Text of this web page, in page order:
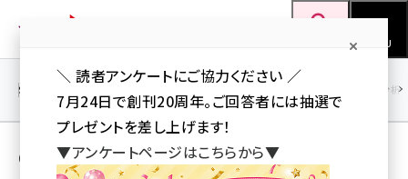
ン
MENU
SEO アクセス解析／データ分析
Google広告 とは 意味/解説/説明 （グーグル
＼ 読者アンケートにご協力ください ／
7月24日で創刊20周年。ご回答者には抽選で
プレゼントを差し上げます！
▼アンケートページはこちらから▼